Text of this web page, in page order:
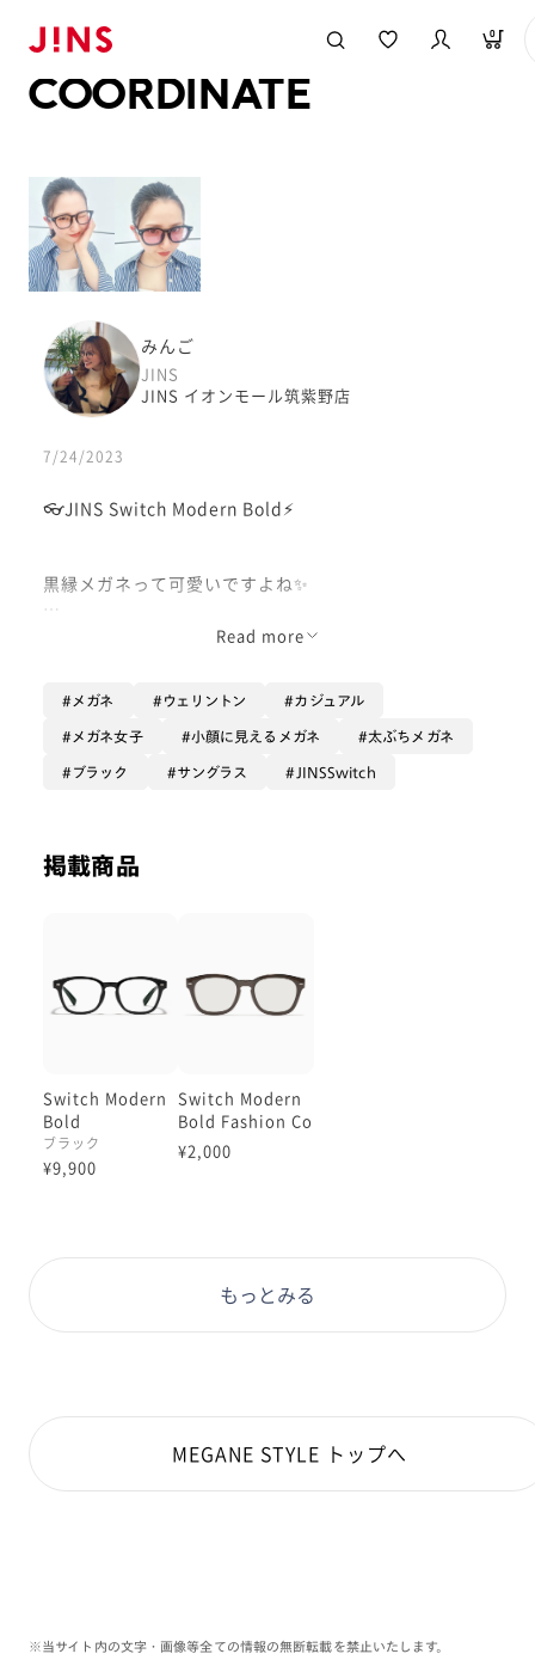
0
COORDINATE
みんご
JINS
JINS イオンモール筑紫野店
7/24/2023
👓JINS Switch Modern Bold⚡️
黒縁メガネって可愛いですよね✨
選んでいただくことで
メガネとしても、サングラスとしても
お使いいただけるものになっております！
軽量なので、かけやすいですし、
とにかく可愛い🙈
今回私は〝ブラック×ライラック〟の
お顔の血色感をupさせてくれます🐷
きっとお好きなカラーが見つかるはずです✨
Read more
メガネ ウェリントン カジュアル
メガネ女子 小顔に見えるメガネ 太ぶちメガネ
ブラック サングラス JINSSwitch
掲載商品
Switch Modern
Bold
ブラック
¥9,900
Switch Modern
Bold Fashion Co
lor Plate
¥2,000
もっとみる
MEGANE STYLE トップへ
※当サイト内の文字・画像等全ての情報の無断転載を禁止いたします。